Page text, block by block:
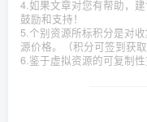
4.如果文章对您有帮助，
鼓励和支持！
5.个别资源所标积分是对
源价格。（积分可签到获取
6.鉴于虚拟资源的可复制